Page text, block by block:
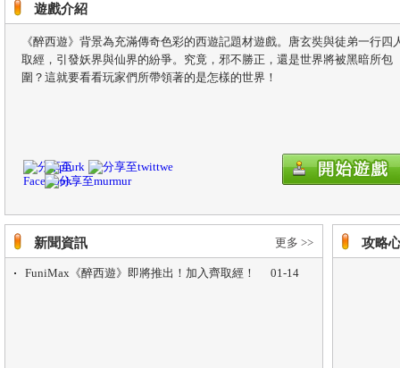
遊戲介紹
《醉西遊》背景為充滿傳奇色彩的西遊記題材遊戲。唐玄奘與徒弟一行四
取經，引發妖界與仙界的紛爭。究竟，邪不勝正，還是世界將被黑暗所包
圍？這就要看看玩家們所帶領著的是怎樣的世界！
新聞資訊 更多 >>
FuniMax《醉西遊》即將推出！加入齊取經！ 01-14
攻略